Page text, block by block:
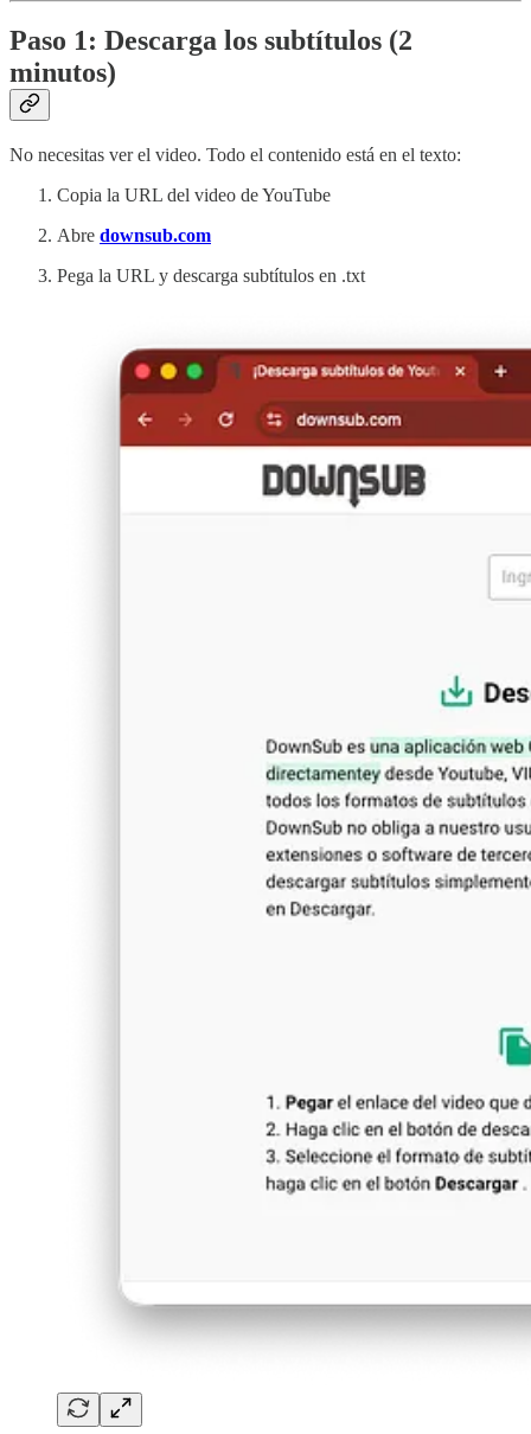
Paso 1: Descarga los subtítulos (2
minutos)
No necesitas ver el video. Todo el contenido está en el texto:
Copia la URL del video de YouTube
Abre downsub.com
Pega la URL y descarga subtítulos en .txt